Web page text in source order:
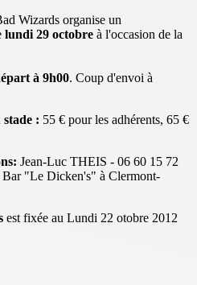
Wizards organise un
lundi 29 octobre à l'occasion de la
à 9h00. Coup d'envoi à
: 55 € pour les adhérents, 65 €
Jean-Luc THEIS - 06 60 15 72
Bar "Le Dicken's" à Clermont-
est fixée au Lundi 22 otobre 2012